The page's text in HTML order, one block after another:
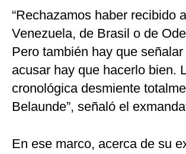
“Rechazamos haber recibido
Venezuela, de Brasil o de
Pero también hay que
acusar hay que hacerlo bien.
cronológica desmiente
Belaunde”, señaló el
En ese marco, acerca de su